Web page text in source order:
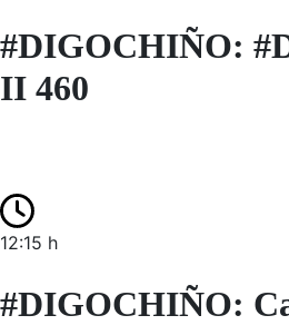
#DIGOCHIÑO:
II 460
12:15 h
#DIGOCHIÑO: